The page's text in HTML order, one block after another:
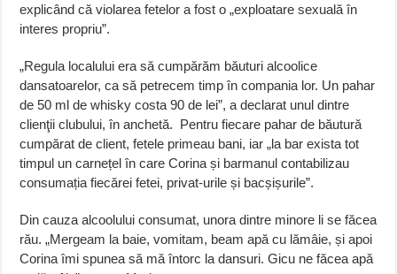
explicând că violarea fetelor a fost o „exploatare sexuală în
interes propriu”.
„Regula localului era să cumpărăm băuturi alcoolice
dansatoarelor, ca să petrecem timp în compania lor. Un pahar
de 50 ml de whisky costa 90 de lei”, a declarat unul dintre
clienţii clubului, în anchetă. Pentru fiecare pahar de băutură
cumpărat de client, fetele primeau bani, iar „la bar exista tot
timpul un carnețel în care Corina și barmanul contabilizau
consumația fiecărei fetei, privat-urile și bacșișurile”.
Din cauza alcoolului consumat, unora dintre minore li se făcea
rău. „Mergeam la baie, vomitam, beam apă cu lămâie, și apoi
Corina îmi spunea să mă întorc la dansuri. Gicu ne făcea apă